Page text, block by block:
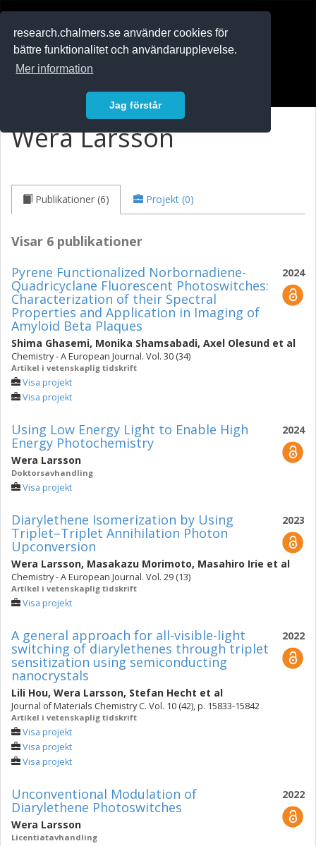
research.chalmers.se använder cookies för
bättre funktionalitet och användarupplevelse.
Mer information
Jag förstår
Wera Larsson
Publikationer (6) Projekt (0)
Visar 6 publikationer
2024
Pyrene Functionalized Norbornadiene-
Quadricyclane Fluorescent Photoswitches:
Characterization of their Spectral
Properties and Application in Imaging of
Amyloid Beta Plaques
Shima Ghasemi, Monika Shamsabadi, Axel Olesund et al
Chemistry - A European Journal. Vol. 30 (34)
Artikel i vetenskaplig tidskrift
Visa projekt
Visa projekt
2024
Using Low Energy Light to Enable High
Energy Photochemistry
Wera Larsson
Doktorsavhandling
Visa projekt
2023
Diarylethene Isomerization by Using
Triplet–Triplet Annihilation Photon
Upconversion
Wera Larsson, Masakazu Morimoto, Masahiro Irie et al
Chemistry - A European Journal. Vol. 29 (13)
Artikel i vetenskaplig tidskrift
Visa projekt
2022
A general approach for all-visible-light
switching of diarylethenes through triplet
sensitization using semiconducting
nanocrystals
Lili Hou, Wera Larsson, Stefan Hecht et al
Journal of Materials Chemistry C. Vol. 10 (42), p. 15833-15842
Artikel i vetenskaplig tidskrift
Visa projekt
Visa projekt
Visa projekt
2022
Unconventional Modulation of
Diarylethene Photoswitches
Wera Larsson
Licentiatavhandling